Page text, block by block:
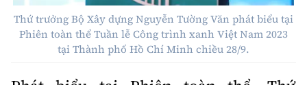
Nhà thầu
Mời thầu - Đấu thầu
Gương sáng giao thông
Âm nhạc
Hậu trường sao
Sản phẩm mới
Thế giới
Thời sự Quốc tế
Du lịch
Thứ trưởng Bộ Xây dựng Nguyễn Tường Văn phát biểu tại
Phiên toàn thể Tuần lễ Công trình xanh Việt Nam 2023
tại Thành phố Hồ Chí Minh chiều 28/9.